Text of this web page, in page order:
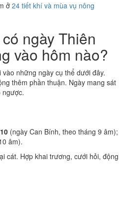
ở 24 tiết khí và mùa vụ nông
ngày Thiên
vào hôm nào?
vào những ngày cụ thể dưới đây.
thêm phần thuận. Ngày mang sát
ngược.
(ngày Can Bính, theo tháng 9 âm);
âm).
cát. Hợp khai trương, cưới hỏi, động